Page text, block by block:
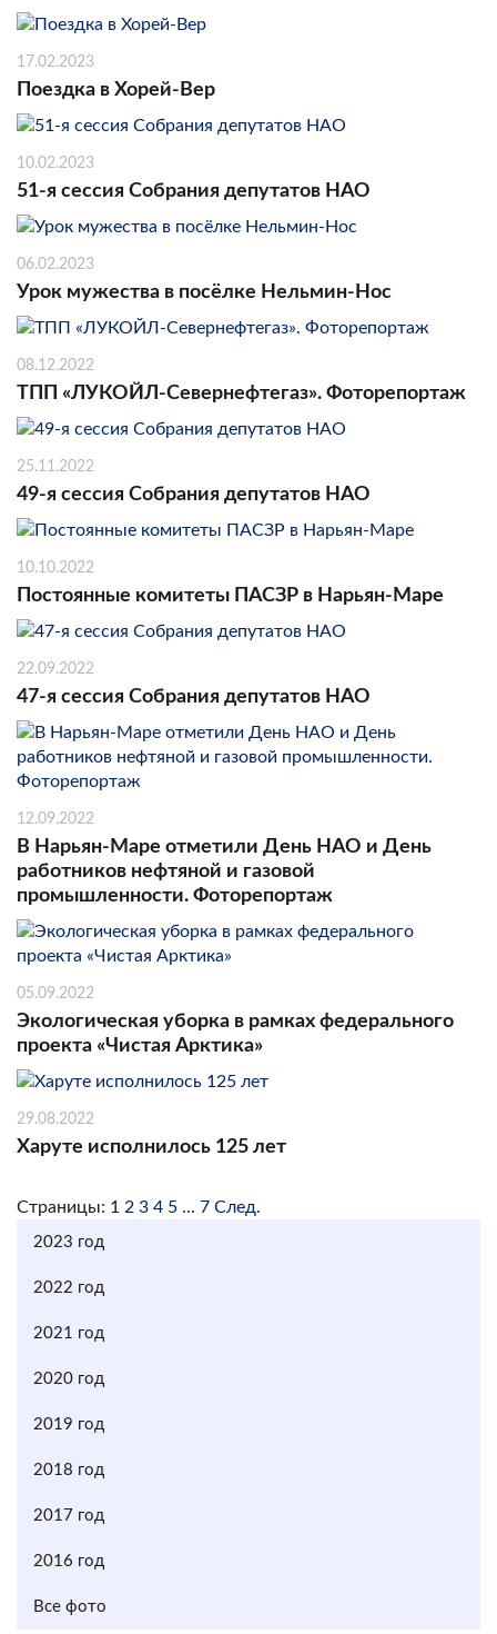
17.02.2023
Поездка в Хорей-Вер
10.02.2023
51-я сессия Собрания депутатов НАО
06.02.2023
Урок мужества в посёлке Нельмин-Нос
08.12.2022
ТПП «ЛУКОЙЛ-Севернефтегаз». Фоторепортаж
25.11.2022
49-я сессия Собрания депутатов НАО
10.10.2022
Постоянные комитеты ПАСЗР в Нарьян-Маре
22.09.2022
47-я сессия Собрания депутатов НАО
12.09.2022
В Нарьян-Маре отметили День НАО и День
работников нефтяной и газовой
промышленности. Фоторепортаж
05.09.2022
Экологическая уборка в рамках федерального
проекта «Чистая Арктика»
29.08.2022
Харуте исполнилось 125 лет
Страницы: 1 2 3 4 5 ... 7 След.
2023 год
2022 год
2021 год
2020 год
2019 год
2018 год
2017 год
2016 год
Все фото